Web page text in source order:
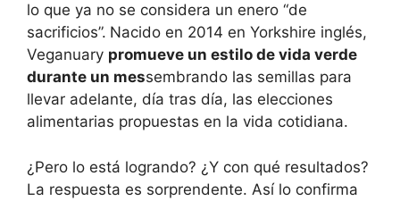
lo que ya no se considera un enero “de
sacrificios”. Nacido en 2014 en Yorkshire inglés,
Veganuary promueve un estilo de vida verde
durante un messembrando las semillas para
llevar adelante, día tras día, las elecciones
alimentarias propuestas en la vida cotidiana.
¿Pero lo está logrando? ¿Y con qué resultados?
La respuesta es sorprendente. Así lo confirma